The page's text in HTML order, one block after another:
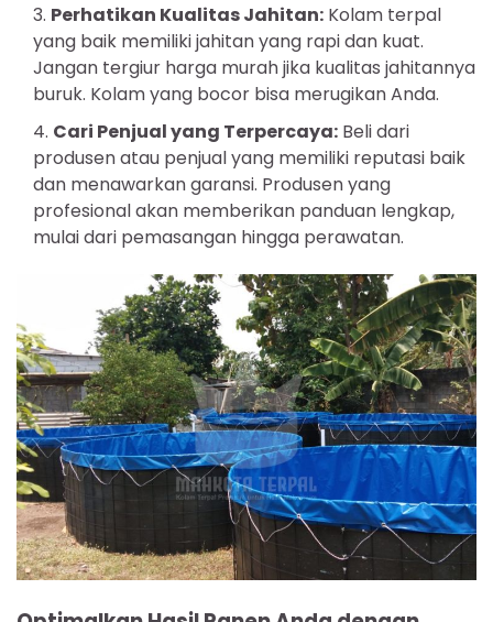
Perhatikan Kualitas Jahitan: Kolam terpal
yang baik memiliki jahitan yang rapi dan kuat.
Jangan tergiur harga murah jika kualitas jahitannya
buruk. Kolam yang bocor bisa merugikan Anda.
Cari Penjual yang Terpercaya: Beli dari
produsen atau penjual yang memiliki reputasi baik
dan menawarkan garansi. Produsen yang
profesional akan memberikan panduan lengkap,
mulai dari pemasangan hingga perawatan.